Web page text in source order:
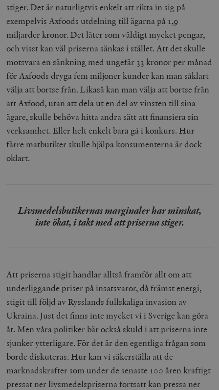
stiger. Det är naturligtvis enkelt att rikta in sig på
exempelvis Axfoods utdelning till ägarna på 1,9
miljarder kronor. Det låter som väldigt mycket pengar,
och visst kan väl priserna sänkas i stället. Att det skulle
motsvara en sänkning med ungefär 33 kronor per månad
för Axfoods dryga fem miljoner kunder kan man såklart
välja att bortse från. Likaså kan man välja att bortse från
att Axfood, utan att dela ut en del av vinsten till sina
ägare, skulle behöva hitta andra sätt att finansiera sin
verksamhet. Eller helt enkelt bara gå i konkurs. Hur
färre matbutiker skulle hjälpa konsumenterna är dock
oklart.
Livsmedelsbutikernas marginaler har minskat,
inte ökat, i takt med att priserna stiger.
Att priserna stigit handlar alltså framför allt om att
underliggande priser på insatsvaror, då främst energi,
stigit till följd av Rysslands fullskaliga invasion av
Ukraina. Just det finns inte mycket vi i Sverige kan göra
åt. Men våra politiker bär också skuld i att priserna inte
sjunker ytterligare. För det är den egentliga frågan som
borde diskuteras. Hur kan vi säkerställa att de
marknadskrafter som under de senaste 100 åren kraftigt
pressat ner livsmedelspriserna fortsatt kan pressa ner